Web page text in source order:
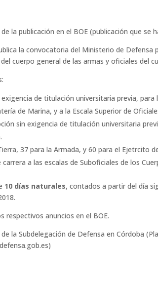
la publicación en el BOE (publicación que se
la convocatoria del Ministerio de
cuerpo general de las armas y oficiales del
de titulación universitaria previa,
de Marina, y a la Escala Superior de
sin exigencia de titulación universitaria
37 para la Armada, y 60 para el Ejetrcito
a las escalas de Suboficiales de los
10 días naturales, contados a partir del día
respectivos anuncios en el BOE.
la Subdelegación de Defensa en Córdoba